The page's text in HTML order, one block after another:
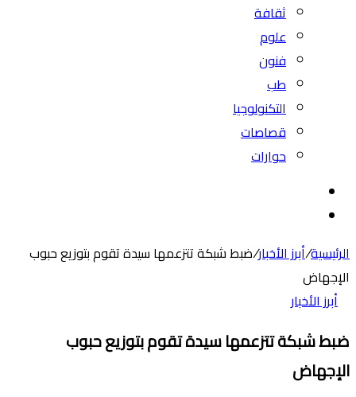
ثقافة
علوم
فنون
طب
التكنولوجيا
قصاصات
حوارات
المظلم
الرئيسية/أبرز الأخبار/ضبط شبكة تتزعمها سيدة تقوم بتوزيع حبوب
الإجهاض
أبرز الأخبار
ضبط شبكة تتزعمها سيدة تقوم بتوزيع حبوب
الإجهاض